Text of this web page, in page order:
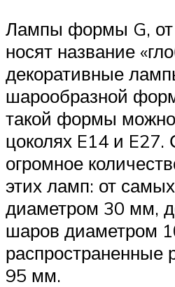
Лампы формы G, от
носят название
декоративные
шарообразной
такой формы можно
цоколях E14 и E27.
огромное
этих ламп: от
диаметром 30 мм,
шаров диаметром
95 мм.